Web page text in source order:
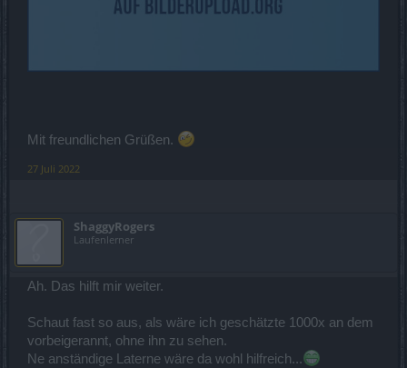
Mit freundlichen Grüßen.
27 Juli 2022
ShaggyRogers
Laufenlerner
Ah. Das hilft mir weiter.
Schaut fast so aus, als wäre ich geschätzte 1000x an dem
vorbeigerannt, ohne ihn zu sehen.
Ne anständige Laterne wäre da wohl hilfreich...